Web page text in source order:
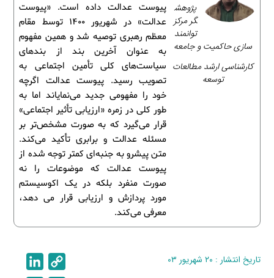
پیوست عدالت داده است. «پیوست
عدالت» در شهریور 1400 توسط مقام
معظم رهبری توصیه شد و همین مفهوم
به عنوان آخرین بند از بندهای
سیاست‌های کلی تأمین اجتماعی به
تصویب رسید. پیوست عدالت اگرچه
خود را مفهومی جدید می‌نمایاند اما به
طور کلی در زمره «ارزیابی تأثیر اجتماعی»
قرار می‌گیرد که به صورت مشخص‌تر بر
مسئله عدالت و برابری تأکید می‌کند.
متن پیشرو به جنبه‌ای کمتر توجه شده از
پیوست عدالت که موضوعات را نه
صورت منفرد بلکه در یک اکوسیستم
مورد پردازش و ارزیابی قرار می دهد،
معرفی می‌کند.
پژوهش
گر مرکز
توانمند
سازی حاکمیت و جامعه
کارشناسی ارشد مطالعات
توسعه
تاریخ انتشار : ۲۰ شهریور ۰۳